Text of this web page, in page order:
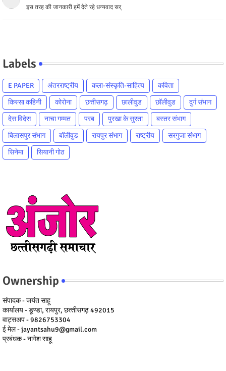
इस तरह की जानकारी हमें देते रहे धन्यवाद सर्
Labels
E PAPER अंतरराष्ट्रीय कला-संस्कृति-साहित्य
कविता
किस्सा कहिनी
कोरोना छत्तीसगढ़ छालीवुड छॉलीवुड
दुर्ग संभाग
देस विदेस
नाचा गम्मत परब पुरखा के सुरता
बस्तर संभाग
बिलासपुर संभाग
बॉलीवुड रायपुर संभाग राष्ट्रीय
सरगुजा संभाग
सिनेमा
सियानी गोठ
Ownership
संपादक - जयंत साहू
कार्यालय - डूण्डा, रायपुर, छत्‍तीसगढ़ 492015
वाट्सअप - 9826753304
ई मेल - jayantsahu9@gmail.com
प्रबंधक - नागेश साहू